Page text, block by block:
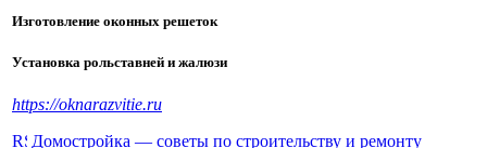
Изготовление оконных решеток
Установка рольставней и жалюзи
https://oknarazvitie.ru
Домостройка — советы по строительству и ремонту